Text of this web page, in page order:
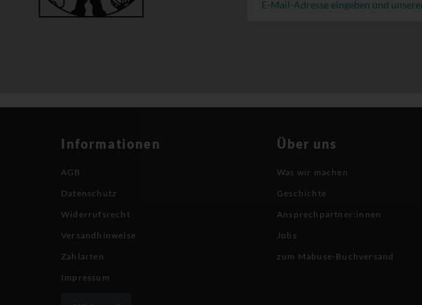
Informationen
AGB
Datenschutz
Widerrufsrecht
Versandhinweise
Zahlarten
Impressum
Über uns
Was wir machen
Geschichte
Ansprechpartner:innen
Jobs
zum Mabuse-Buchversand